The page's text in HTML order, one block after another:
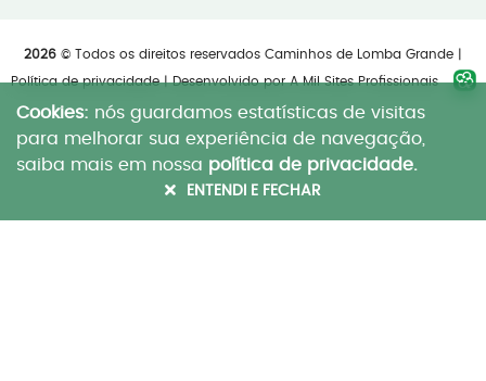
2026 © Todos os direitos reservados Caminhos de Lomba Grande |
Política de privacidade| Desenvolvido porA Mil Sites Profissionais
Cookies: nós guardamos estatísticas de visitas
para melhorar sua experiência de navegação,
saiba mais em nossa política de privacidade.
ENTENDI E FECHAR